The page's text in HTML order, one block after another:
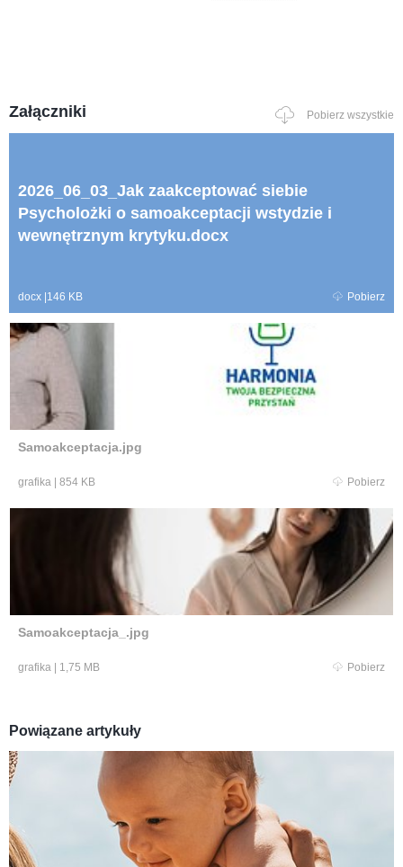
Załączniki Pobierz wszystkie
2026_06_03_Jak zaakceptować siebie
Psycholożki o samoakceptacji wstydzie i
wewnętrznym krytyku.docx
docx |146 KB Pobierz
Samoakceptacja.jpg
grafika | 854 KB Pobierz
Samoakceptacja_.jpg
grafika | 1,75 MB Pobierz
Powiązane artykuły